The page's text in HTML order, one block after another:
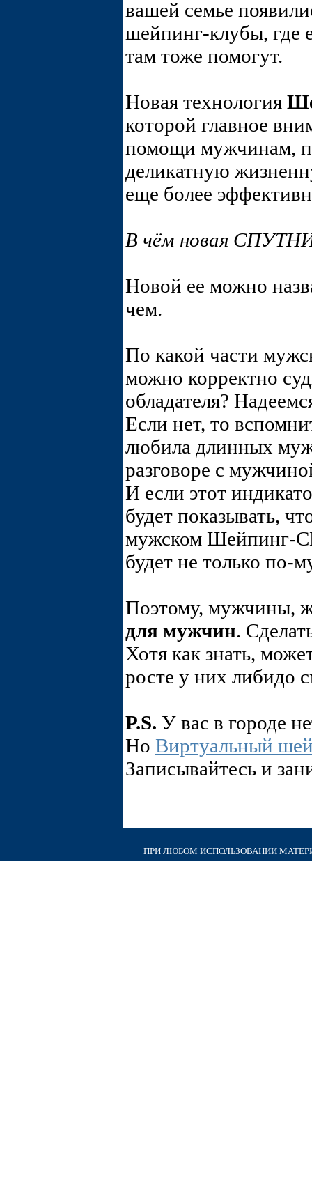
вашей семье
шейпинг-клубы, где
там тоже помогут.
Новая технология
которой главное
помощи мужчинам,
деликатную
еще более
В чём новая
Новой ее можно
чем.
По какой части
можно корректно
обладателя?
Если нет, то
любила длинных
разговоре с
И если этот
будет показывать,
мужском Шейпинг-
будет не только
Поэтому, мужчины,
для мужчин.
Хотя как знать,
росте у них либидо
P.S. У вас в городе
Но Виртуальный
Записывайтесь и
ПРИ ЛЮБОМ ИСПОЛЬЗОВАНИИ